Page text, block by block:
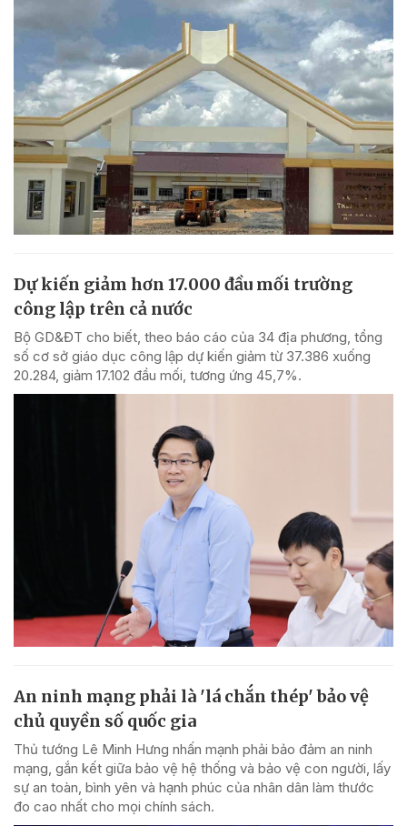
Dự kiến giảm hơn 17.000 đầu mối trường
công lập trên cả nước
Bộ GD&ĐT cho biết, theo báo cáo của 34 địa phương, tổng
số cơ sở giáo dục công lập dự kiến giảm từ 37.386 xuống
20.284, giảm 17.102 đầu mối, tương ứng 45,7%.
An ninh mạng phải là 'lá chắn thép' bảo vệ
chủ quyền số quốc gia
Thủ tướng Lê Minh Hưng nhấn mạnh phải bảo đảm an ninh
mạng, gắn kết giữa bảo vệ hệ thống và bảo vệ con người, lấy
sự an toàn, bình yên và hạnh phúc của nhân dân làm thước
đo cao nhất cho mọi chính sách.